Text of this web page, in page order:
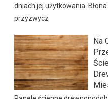
dniach jej użytkowania.
przyzwycz
Na